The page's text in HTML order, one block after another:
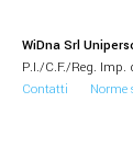
WiDna Srl
P.I./C.F./Reg. Imp.
Contatti
Norme